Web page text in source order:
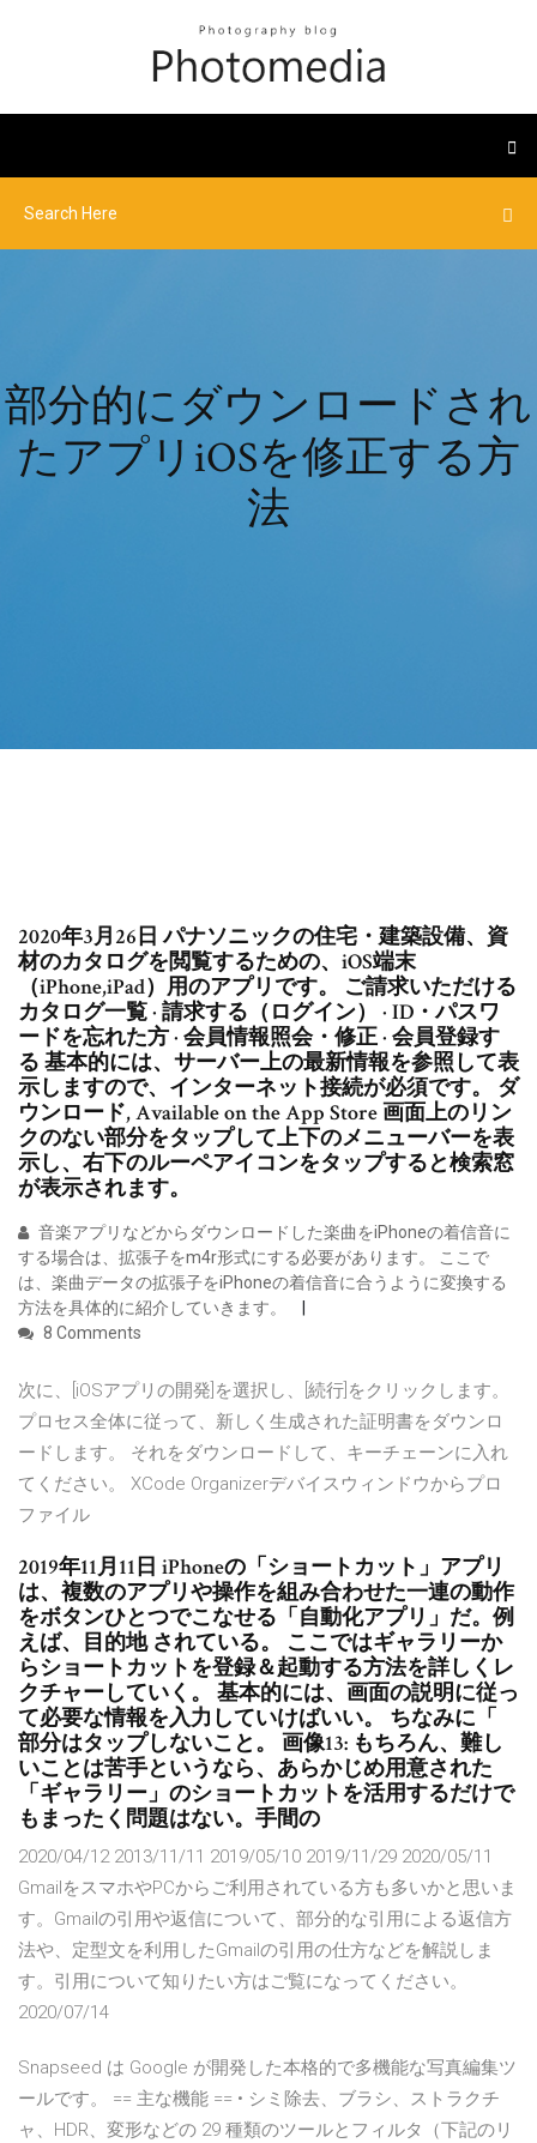
部分的にダウンロードされ
たアプリiOSを修正する方
法
2020年3月26日 パナソニックの住宅・建築設備、資
材のカタログを閲覧するための、iOS端末
（iPhone,iPad）用のアプリです。 ご請求いただける
カタログ一覧 · 請求する（ログイン） · ID・パスワ
ードを忘れた方 · 会員情報照会・修正 · 会員登録す
る 基本的には、サーバー上の最新情報を参照して表
示しますので、インターネット接続が必須です。 ダ
ウンロード, Available on the App Store 画面上のリン
クのない部分をタップして上下のメニューバーを表
示し、右下のルーペアイコンをタップすると検索窓
が表示されます。
音楽アプリなどからダウンロードした楽曲をiPhoneの着信音に
する場合は、拡張子をm4r形式にする必要があります。 ここで
は、楽曲データの拡張子をiPhoneの着信音に合うように変換する
方法を具体的に紹介していきます。
8 Comments
次に、[iOSアプリの開発]を選択し、[続行]をクリックします。
プロセス全体に従って、新しく生成された証明書をダウンロ
ードします。 それをダウンロードして、キーチェーンに入れ
てください。 XCode Organizerデバイスウィンドウからプロ
ファイル
2019年11月11日 iPhoneの「ショートカット」アプリ
は、複数のアプリや操作を組み合わせた一連の動作
をボタンひとつでこなせる「自動化アプリ」だ。例
えば、目的地 されている。 ここではギャラリーか
らショートカットを登録＆起動する方法を詳しくレ
クチャーしていく。 基本的には、画面の説明に従っ
て必要な情報を入力していけばいい。 ちなみに「
部分はタップしないこと。 画像13: もちろん、難し
いことは苦手というなら、あらかじめ用意された
「ギャラリー」のショートカットを活用するだけで
もまったく問題はない。手間の
2020/04/12 2013/11/11 2019/05/10 2019/11/29 2020/05/11
GmailをスマホやPCからご利用されている方も多いかと思いま
す。Gmailの引用や返信について、部分的な引用による返信方
法や、定型文を利用したGmailの引用の仕方などを解説しま
す。引用について知りたい方はご覧になってください。
2020/07/14
Snapseed は Google が開発した本格的で多機能な写真編集ツ
ールです。 == 主な機能 == • シミ除去、ブラシ、ストラクチ
ャ、HDR、変形などの 29 種類のツールとフィルタ（下記のリ